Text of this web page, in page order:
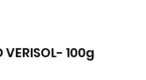
VERISOL- 100g